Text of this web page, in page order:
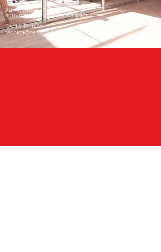
Administración
administracion@cerocuadrado.com.ar
Depto. Técnico
tecnica@cerocuadrado.com.ar